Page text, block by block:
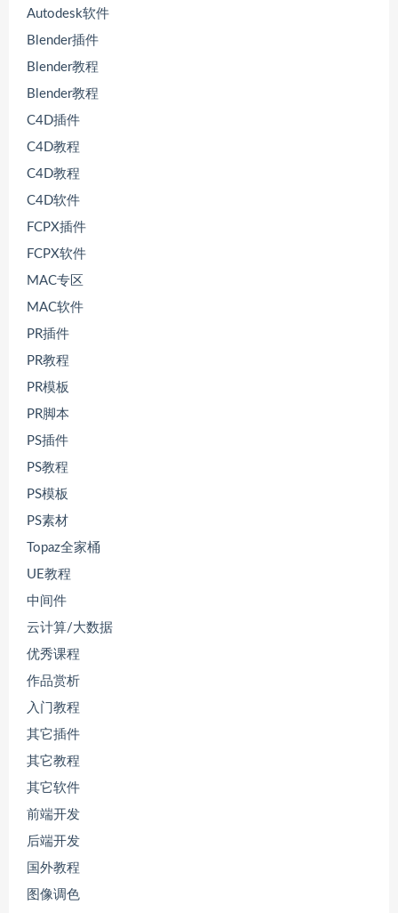
Autodesk软件
Blender插件
Blender教程
Blender教程
C4D插件
C4D教程
C4D教程
C4D软件
FCPX插件
FCPX软件
MAC专区
MAC软件
PR插件
PR教程
PR模板
PR脚本
PS插件
PS教程
PS模板
PS素材
Topaz全家桶
UE教程
中间件
云计算/大数据
优秀课程
作品赏析
入门教程
其它插件
其它教程
其它软件
前端开发
后端开发
国外教程
图像调色